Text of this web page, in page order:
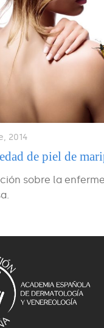
2014
de piel de
sobre la